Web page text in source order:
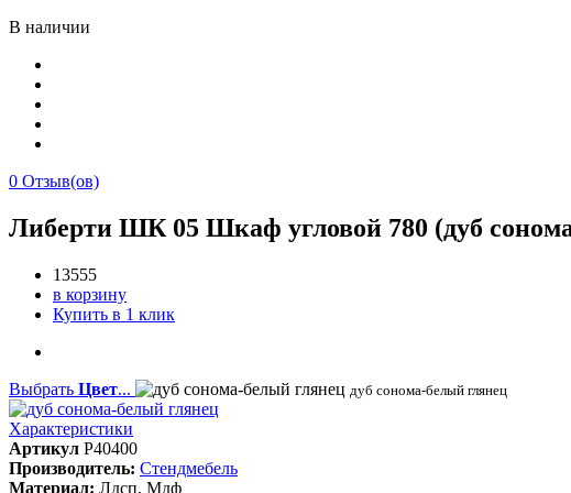
В наличии
0 Отзыв(ов)
Либерти ШК 05 Шкаф угловой 780 (дуб
13555
в корзину
Купить в 1 клик
Выбрать Цвет... дуб сонома-белый глянец
Характеристики
Артикул P40400
Производитель: Стендмебель
Материал: Лдсп, Мдф